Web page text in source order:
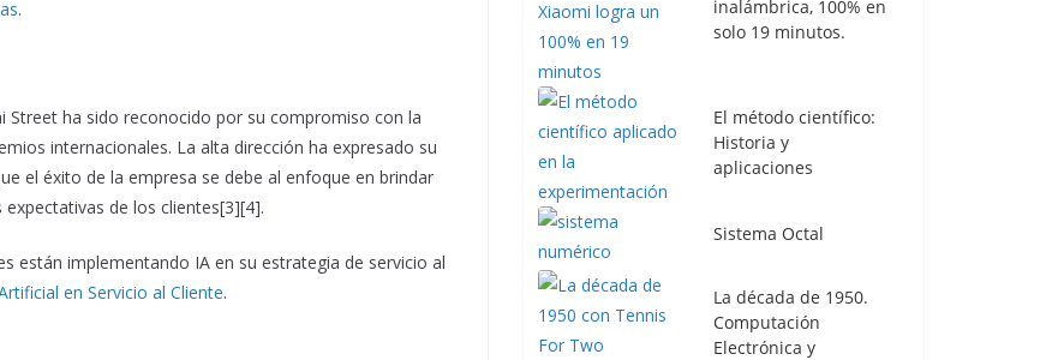
.
Street ha sido reconocido por su compromiso con la
internacionales. La alta dirección ha expresado su
el éxito de la empresa se debe al enfoque en brindar
expectativas de los clientes[3][4].
están implementando IA en su estrategia de servicio al
en Servicio al Cliente.
inalámbrica, 100% en
solo 19 minutos.
El método científico:
Historia y
aplicaciones
Sistema Octal
La década de 1950.
Computación
Electrónica y